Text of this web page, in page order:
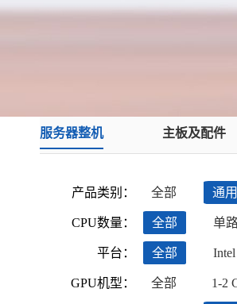
服务器整机 主板及配件
产品类别：
CPU数量：
平台：
GPU机型：
全部 通
全部 单
全部 Intel
全部 1-2